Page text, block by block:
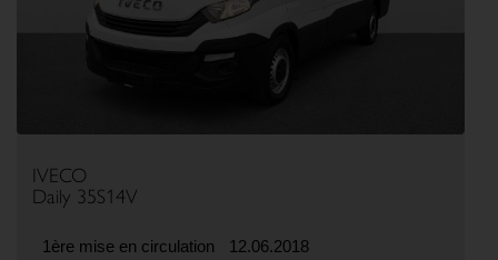
IVECO
Daily 35S14V
1ère mise en circulation
12.06.2018